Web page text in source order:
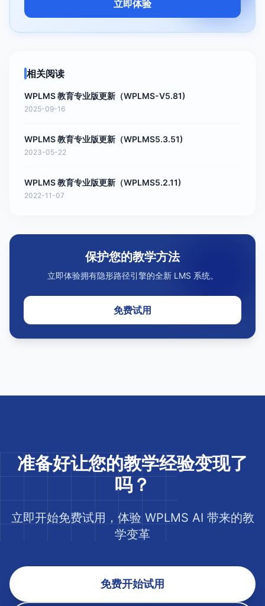
立即体验
相关阅读
WPLMS 教育专业版更新（WPLMS-V5.81)
2025-09-16
WPLMS 教育专业版更新（WPLMS5.3.51)
2023-05-22
WPLMS 教育专业版更新（WPLMS5.2.11)
2022-11-07
保护您的教学方法
立即体验拥有隐形路径引擎的全新 LMS 系统。
免费试用
准备好让您的教学经验变现了
吗？
立即开始免费试用，体验 WPLMS AI 带来的教
学变革
免费开始试用